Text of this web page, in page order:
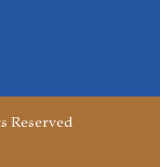
Reserved